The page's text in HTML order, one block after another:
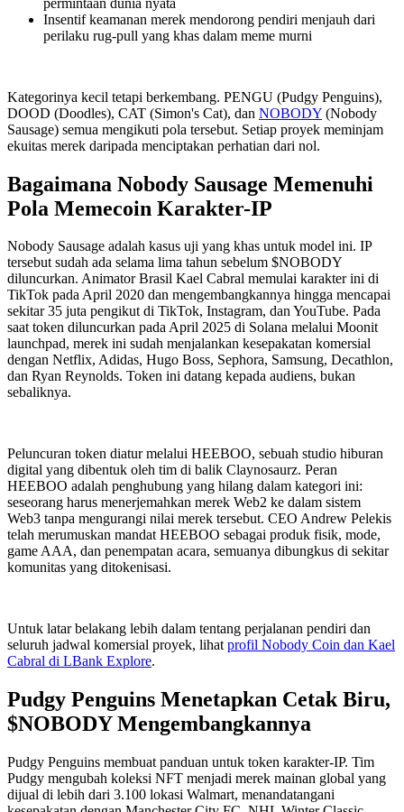
Insentif keamanan merek mendorong pendiri menjauh dari
perilaku rug-pull yang khas dalam meme murni
Kategorinya kecil tetapi berkembang. PENGU (Pudgy Penguins),
DOOD (Doodles), CAT (Simon's Cat), dan NOBODY (Nobody
Sausage) semua mengikuti pola tersebut. Setiap proyek meminjam
ekuitas merek daripada menciptakan perhatian dari nol.
Bagaimana Nobody Sausage Memenuhi
Pola Memecoin Karakter-IP
Nobody Sausage adalah kasus uji yang khas untuk model ini. IP
tersebut sudah ada selama lima tahun sebelum $NOBODY
diluncurkan. Animator Brasil Kael Cabral memulai karakter ini di
TikTok pada April 2020 dan mengembangkannya hingga mencapai
sekitar 35 juta pengikut di TikTok, Instagram, dan YouTube. Pada
saat token diluncurkan pada April 2025 di Solana melalui Moonit
launchpad, merek ini sudah menjalankan kesepakatan komersial
dengan Netflix, Adidas, Hugo Boss, Sephora, Samsung, Decathlon,
dan Ryan Reynolds. Token ini datang kepada audiens, bukan
sebaliknya.
Peluncuran token diatur melalui HEEBOO, sebuah studio hiburan
digital yang dibentuk oleh tim di balik Claynosaurz. Peran
HEEBOO adalah penghubung yang hilang dalam kategori ini:
seseorang harus menerjemahkan merek Web2 ke dalam sistem
Web3 tanpa mengurangi nilai merek tersebut. CEO Andrew Pelekis
telah merumuskan mandat HEEBOO sebagai produk fisik, mode,
game AAA, dan penempatan acara, semuanya dibungkus di sekitar
komunitas yang ditokenisasi.
Untuk latar belakang lebih dalam tentang perjalanan pendiri dan
seluruh jadwal komersial proyek, lihatprofil Nobody Coin dan Kael
Cabral di LBank Explore.
Pudgy Penguins Menetapkan Cetak Biru,
$NOBODY Mengembangkannya
Pudgy Penguins membuat panduan untuk token karakter-IP. Tim
Pudgy mengubah koleksi NFT menjadi merek mainan global yang
dijual di lebih dari 3.100 lokasi Walmart, menandatangani